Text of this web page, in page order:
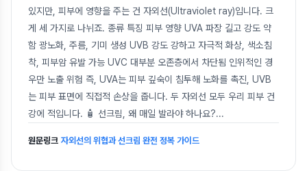
있지만, 피부에 영향을 주는 건 자외선(Ultraviolet ray)입니다. 크
게 세 가지로 나뉘죠. 종류 특징 피부 영향 UVA 파장 길고 강도 약
함 광노화, 주름, 기미 생성 UVB 강도 강하고 자극적 화상, 색소침
착, 피부암 유발 가능 UVC 대부분 오존층에서 차단됨 인위적인 경
우만 노출 위험 즉, UVA는 피부 깊숙이 침투해 노화를 촉진, UVB
는 피부 표면에 직접적 손상을 줍니다. 두 자외선 모두 우리 피부 건
강에 적입니다. 🧴 선크림, 왜 매일 발라야 하나요?...
원문링크 자외선의 위협과 선크림 완전 정복 가이드